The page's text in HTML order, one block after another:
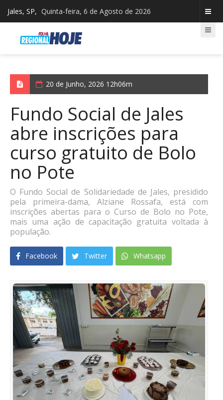
Jales, SP, Quinta-feira, 6 de Agosto de 2026
20 de Junho, 2026 12h06m
Fundo Social de Jales
abre inscrições para
curso gratuito de Bolo
no Pote
O Fundo Social de Solidariedade de Jales, presidido
pela primeira-dama, Alziane Rossafa, está com
inscrições abertas para o Curso de Bolo no Pote,
mais uma ação de capacitação gratuita voltada à
população.
Facebook Twitter Whatsapp